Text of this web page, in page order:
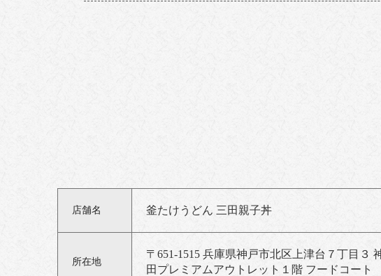
店舗名 釜たけうどん 三田親子丼
所在地
〒651-1515 兵庫県神戸市北区上津台７丁目３
田プレミアムアウトレット１階 フードコート